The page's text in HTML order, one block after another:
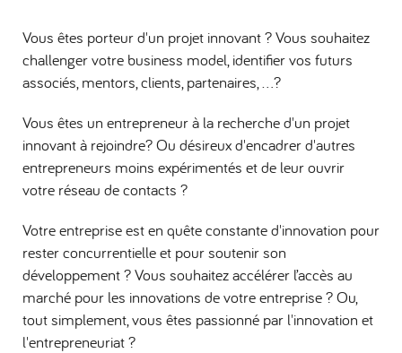
Vous êtes porteur d'un projet innovant ? Vous souhaitez
challenger votre business model, identifier vos futurs
associés, mentors, clients, partenaires, …?
Vous êtes un entrepreneur à la recherche d'un projet
innovant à rejoindre? Ou désireux d'encadrer d'autres
entrepreneurs moins expérimentés et de leur ouvrir
votre réseau de contacts ?
Votre entreprise est en quête constante d'innovation pour
rester concurrentielle et pour soutenir son
développement ? Vous souhaitez accélérer l’accès au
marché pour les innovations de votre entreprise ? Ou,
tout simplement, vous êtes passionné par l'innovation et
l'entrepreneuriat ?